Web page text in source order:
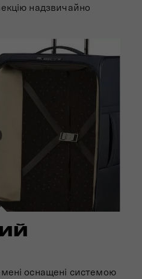
надзвичайно
оснащені системою